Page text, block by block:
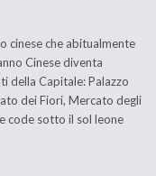
cinese che abitualmente
Cinese diventa
della Capitale: Palazzo
dei Fiori, Mercato degli
code sotto il sol leone